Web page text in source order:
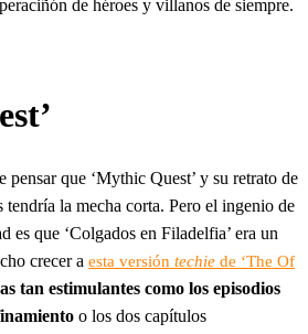
de héroes y villanos de siempre.
pensar que ‘Mythic Quest’ y su retrato de
la mecha corta. Pero el ingenio de
es que ‘Colgados en Filadelfia’ era un
crecer a esta versión techie de ‘The Of
tan estimulantes como los episodios
o los dos capítulos